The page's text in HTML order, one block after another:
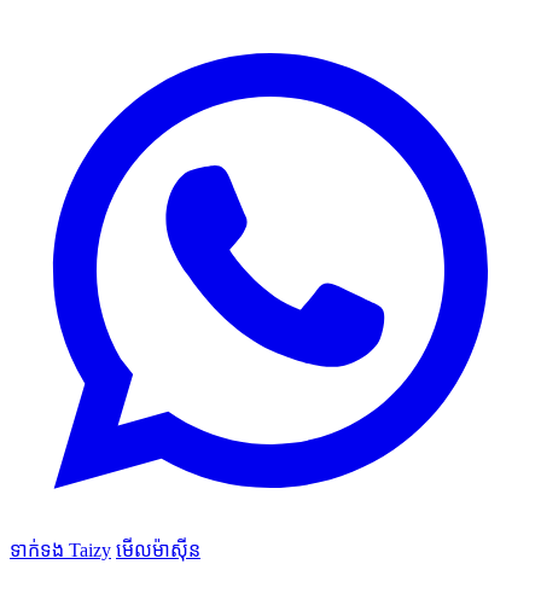
ទាក់ទង Taizy មើលម៉ាស៊ីន